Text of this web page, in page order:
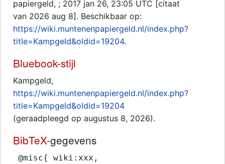
papiergeld, ; 2017 jan 26, 23:05 UTC [citaat
van 2026 aug 8]. Beschikbaar op:
https://wiki.muntenenpapiergeld.nl/index.php?
title=Kampgeld&oldid=19204.
Bluebook-stijl
Kampgeld,
https://wiki.muntenenpapiergeld.nl/index.php?
title=Kampgeld&oldid=19204
(geraadpleegd op augustus 8, 2026).
BibTeX-gegevens
@misc{ wiki:xxx,